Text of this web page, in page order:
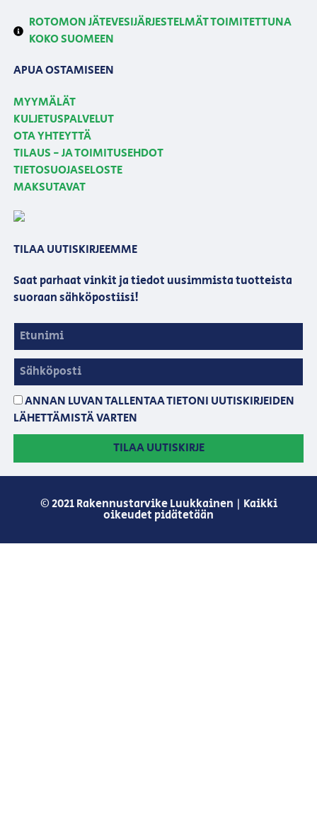
ROTOMON JÄTEVESIJÄRJESTELMÄT TOIMITETTUNA
KOKO SUOMEEN
APUA OSTAMISEEN
MYYMÄLÄT
KULJETUSPALVELUT
OTA YHTEYTTÄ
TILAUS - JA TOIMITUSEHDOT
TIETOSUOJASELOSTE
MAKSUTAVAT
TILAA UUTISKIRJEEMME
Saat parhaat vinkit ja tiedot uusimmista tuotteista
suoraan sähköpostiisi!
ANNAN LUVAN TALLENTAA TIETONI UUTISKIRJEIDEN
LÄHETTÄMISTÄ VARTEN
TILAA UUTISKIRJE
© 2021 Rakennustarvike Luukkainen | Kaikki
oikeudet pidätetään